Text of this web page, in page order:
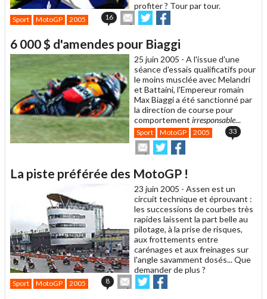
profiter ? Tour par tour.
Sport MotoGP 2005 16
Envoyer
cet
à
un
ami
Partager
sur sur
6 000 $ d'amendes pour Biaggi
25 juin 2005 - A l'issue d'une
séance d'essais qualificatifs pour
le moins musclée avec Melandri
et Battaini, l'Empereur romain
Max Biaggi a été sanctionné par
la direction de course pour
comportement irresponsable...
Sport MotoGP 2005 33
Envoyer
cet
à
un
ami
Partager
sur
sur
La piste préférée des MotoGP !
23 juin 2005 - Assen est un
circuit technique et éprouvant :
les successions de courbes très
rapides laissent la part belle au
pilotage, à la prise de risques,
aux frottements entre
carénages et aux freinages sur
l'angle savamment dosés... Que
demander de plus ?
Sport MotoGP 2005 8
Envoyer
cet
Partager
sur sur